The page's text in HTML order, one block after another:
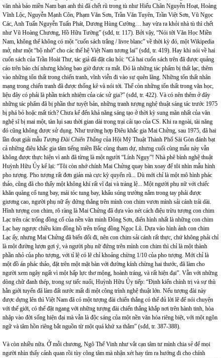
văn nhà báo miền Nam bạn anh thì đã chết rũ trong tù như Hiếu Chân Nguyễn Hoạt, Hoàng
Vĩnh Lộc, Nguyễn Mạnh Côn, Phạm Văn Sơn, Trần Văn Tuyên, Trần Việt Sơn, Vũ Ngọc
Các, Anh Tuấn Nguyễn Tuấn Phát, Dương Hùng Cường… hay vừa ra khỏi nhà tù thì chết
như Vũ Hoàng Chương, Hồ Hữu Tường” (sđd, tr. 117). Bởi vậy, “Nói tới Văn Học Miền
Nam, không thể không có một “cuốn sách trắng / livre blanc” về thời kỳ đó, một Wikipedia
mở, như một “bộ nhớ” cho các thế hệ Việt Nam tương lai” (sđd, tr. 419). Hay khi nói về hai
cuốn sách của Trần Hoài Thư, tác giả đã đặt câu hỏi: “Cả hai cuốn sách trên đã được quảng
cáo trên báo chí nhưng không bao giờ được ra mắt. Đó là những tác phẩm bị thất lạc, thêm
vào những tổn thất trong chiến tranh, vĩnh viễn đi vào sự quên lãng. Những tổn thất nhân
mạng trong chiến tranh đã được thống kê và nói tới. Thế còn những tổn thất trong văn học,
liệu đây có phải là phần trách nhiệm của các sử gia?” (sđd, tr. 422). Và có nên thêm ở đây
những tác phẩm đã bị phần thư tuyệt bản, những tranh tượng nghệ thuật sáng tác trước 1975
bị phá bỏ hoặc mất tích? Chưa kể đến khả năng sáng tạo ở thời kỳ sung mãn nhất của văn
nghệ sĩ bị mai một, tàn lụi sau thời gian dài trong trại cải tạo của CS. Khi ra ngoài, tài năng
đó cũng không được sử dụng. Như trường hợp Điêu khắc gia Mai Chửng, sau 1975, đã hai
lần đoạt giải mẫu Tượng Đài Chiến Thắng của Hội Mỹ Thuật Thành Phố Sài Gòn đánh bạt
cả những điêu khắc gia tăm tiếng miền Bắc cùng tham dự, nhưng cuối cùng mẫu này vẫn
không được thực hiện vì anh đã từng là một người “Lính Ngụy”! Nhà phê bình nghệ thuật
Huỳnh Hữu Ủy kể lại: “Tôi còn nhớ chính Mai Chửng quay bàn xoay để tôi nhìn mẫu hình
pho tượng. Pho tượng rất đơn giản mà cực kỳ quyến rũ... Dù mới chỉ là một mô hình phác
thảo, cũng đã cho thấy một không khí rất vĩ đại và tráng lệ... Một người phụ nữ với chiếc
khăn quàng cổ tung bay, mái tóc tung bay, khẩu súng trường nắm trong tay phải được
giương cao, người phụ nữ ấy đứng thẳng trên mình con chim vươn mình sải cánh trải dài.
Hình tượng con chim, rõ ràng là Mai Chửng đã dựa vào nét cách điệu trừu tượng con chim
Lạc trên các trống đồng cổ của nền văn minh Đông Sơn, điển hình nhất là những con chim
Lạc bay ngược chiều kim đồng hồ trên trống đồng Ngọc Lũ. Dựa vào hình ảnh con chim
Lạc ấy, nhưng Mai Chửng đã biến đổi đi, nên con chim sải cánh rất thực, chứ không phải chỉ
là một đường lượn gợi ý, và người phụ nữ đứng trên mình con chim thì chỉ là một thành
phần nhỏ của pho tượng, với tỉ lệ có lẽ chỉ khoảng chừng 1/10 của pho tượng. Mới chỉ là
một đồ án phác thảo, đặt trên một mặt bàn với đường kính chừng hai thước, đã làm cho
người xem ngây ngất vì một hấp lực thơ mộng, hoành tráng, và rất hiện đại”. Vẫn với những
dòng chữ đanh thép, trong sự tiếc nuối, Huỳnh Hữu Ủy tiếp: “Định kiến chính trị và sự thù
hằn giới tuyến đã làm đất nước mất đi một công trình nghệ thuật lớn. Nếu tượng đài này
được dựng lên thì Việt Nam đã có một tượng đài chiến thắng có thể đủ lời lẽ để nói chuyện
với thế giới, có thể đặt ngang với những tượng đài chiến thắng khắp nơi trên hành tinh, hòa
nhập vào đời sống hiện đại mà vẫn là độc sáng của một nền văn hóa riêng biệt, với một ngôn
ngữ và tâm hồn riêng bắt nguồn từ một quá khứ xa thẳm” (sđd, tr. 387-388).
Và còn nhiều nữa. Ở mỗi chương, Ngô Thế Vinh như vắt cạn tâm tư mình chia sẻ để mọi
người nhìn thấy cảnh quan rồi tùy công tâm mà nhận xét hay tìm ra hướng đi cho chính